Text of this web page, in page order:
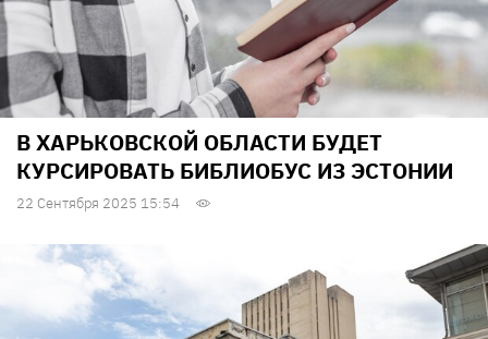
В ХАРЬКОВСКОЙ ОБЛАСТИ БУДЕТ
КУРСИРОВАТЬ БИБЛИОБУС ИЗ ЭСТОНИИ
22 Сентября 2025 15:54